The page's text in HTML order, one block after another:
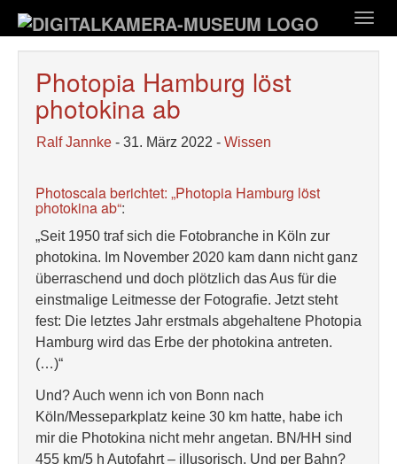
Hauptinhalt
springen
Photopia Hamburg löst
photokina ab
Ralf Jannke - 31. März 2022 - Wissen
Photoscala berichtet: „Photopia Hamburg löst
photokina ab“:
„Seit 1950 traf sich die Fotobranche in Köln zur
photokina. Im November 2020 kam dann nicht ganz
überraschend und doch plötzlich das Aus für die
einstmalige Leitmesse der Fotografie. Jetzt steht
fest: Die letztes Jahr erstmals abgehaltene Photopia
Hamburg wird das Erbe der photokina antreten.
(…)“
Und? Auch wenn ich von Bonn nach
Köln/Messeparkplatz keine 30 km hatte, habe ich
mir die Photokina nicht mehr angetan. BN/HH sind
455 km/5 h Autofahrt – illusorisch. Und per Bahn?